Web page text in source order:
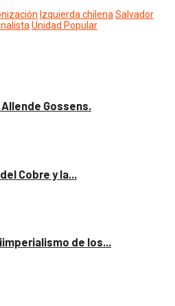
Izquierda chilena Salvador
Unidad Popular
Gossens.
Cobre y la...
de los...